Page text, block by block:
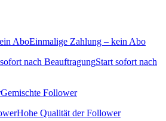
Einmalige Zahlung – kein Abo
Start sofort nach
Gemischte Follower
Hohe Qualität der Follower